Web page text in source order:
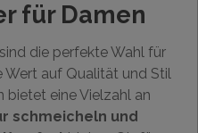
für Damen
die perfekte Wahl für
Wert auf Qualität und Stil
bietet eine Vielzahl an
schmeicheln und